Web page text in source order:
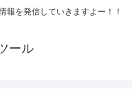
報を発信していきますよー！！
ール